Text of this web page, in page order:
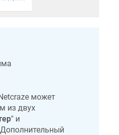
может
из двух
" и